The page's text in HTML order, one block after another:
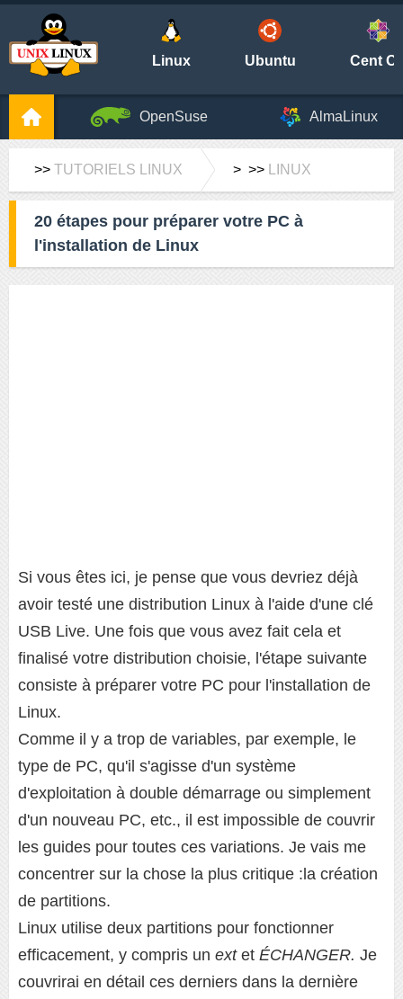
Linux Ubuntu Cent
OpenSuse AlmaLinux
>> TUTORIELS LINUX > >> LINUX
20 étapes pour préparer votre PC à
l'installation de Linux
Si vous êtes ici, je pense que vous devriez déjà
avoir testé une distribution Linux à l'aide d'une clé
USB Live. Une fois que vous avez fait cela et
finalisé votre distribution choisie, l'étape suivante
consiste à préparer votre PC pour l'installation de
Linux.
Comme il y a trop de variables, par exemple, le
type de PC, qu'il s'agisse d'un système
d'exploitation à double démarrage ou simplement
d'un nouveau PC, etc., il est impossible de couvrir
les guides pour toutes ces variations. Je vais me
concentrer sur la chose la plus critique :la création
de partitions.
Linux utilise deux partitions pour fonctionner
efficacement, y compris un extet ÉCHANGER. Je
couvrirai en détail ces derniers dans la dernière